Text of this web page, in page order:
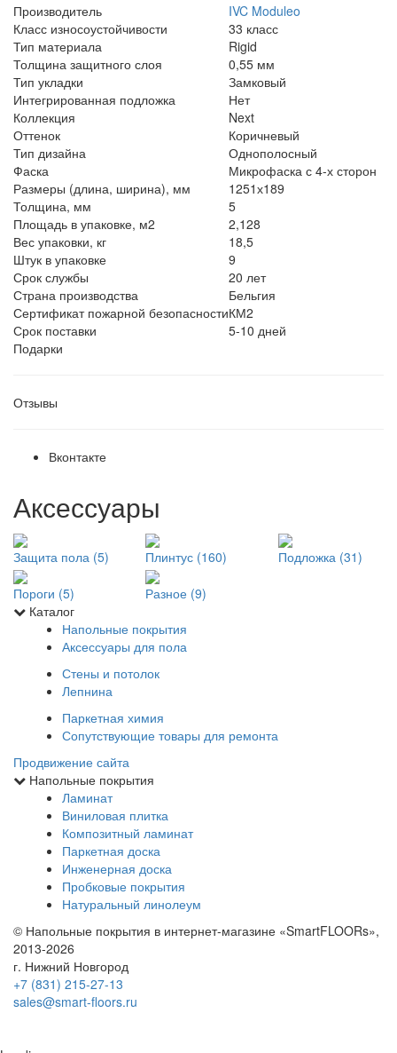
Производитель
IVC Moduleo
Класс износоустойчивости
33 класс
Тип материала
Rigid
Толщина защитного слоя
0,55 мм
Тип укладки
Замковый
Интегрированная подложка
Нет
Коллекция
Next
Оттенок
Коричневый
Тип дизайна
Однополосный
Фаска
Микрофаска с 4-х сторон
Размеры (длина, ширина), мм
1251х189
Толщина, мм
5
Площадь в упаковке, м2
2,128
Вес упаковки, кг
18,5
Штук в упаковке
9
Срок службы
20 лет
Страна производства
Бельгия
Сертификат пожарной безопасностиКМ2
Срок поставки
5-10 дней
Подарки
Отзывы
Вконтакте
Аксессуары
Защита пола (5) Плинтус (160) Подложка (31)
Пороги (5)
Разное (9)
Каталог
Напольные покрытия
Аксессуары для пола
Стены и потолок
Лепнина
Паркетная химия
Сопутствующие товары для ремонта
Продвижение сайта
Напольные покрытия
Ламинат
Виниловая плитка
Композитный ламинат
Паркетная доска
Инженерная доска
Пробковые покрытия
Натуральный линолеум
© Напольные покрытия в интернет-магазине «SmartFLOORs»,
2013-2026
г. Нижний Новгород
+7 (831) 215-27-13
sales@smart-floors.ru